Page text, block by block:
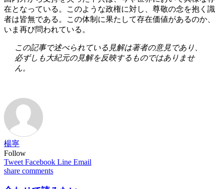
在となっている。このような政権に対し、尊敬の念を抱く識
者は皆無である。この体制に果たして存在価値があるのか、
いま再び問われている。
この記事で述べられている見解は著者の意見であり、
必ずしも大紀元の見解を反映するものではありませ
ん。
楊寧
Follow
Tweet Facebook Line Email
share comments